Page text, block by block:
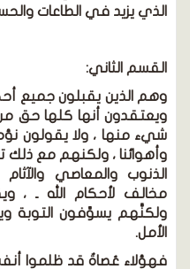
الذي يزيد في الطاعات
القسم الثاني:
وهم الذين يقبلون جميع
ويعتقدون أنها كلها حق
شيء منها ، ولا يقولون
وأهوائنا ، ولكنهم مع
الذنوب والمعاصي
مخالف لأحكام الله ـ ،
ولكنَّهم يسوِّفون التوبة
الأمل.
فهؤلاء عُصاةٌ قد ظلموا